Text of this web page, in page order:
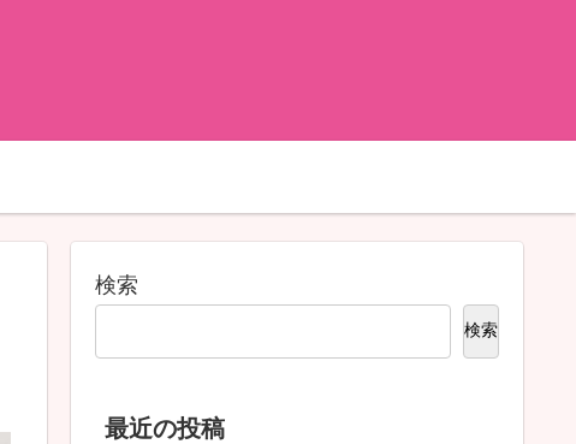
検索
検索
最近の投稿